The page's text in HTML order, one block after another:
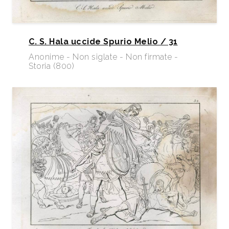
C. S. Hala uccide Spurio Melio / 31
Anonime - Non siglate - Non firmate -
Storia (800)